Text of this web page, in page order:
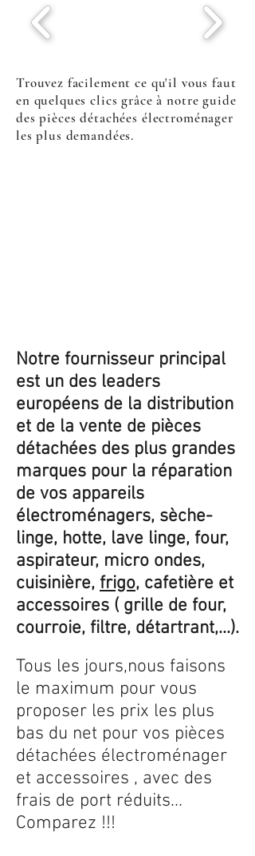
Trouvez facilement ce qu'il vous faut
en quelques clics grâce à notre guide
des pièces détachées électroménager
les plus demandées.
Notre fournisseur principal
est un des leaders
européens de la distribution
et de la vente de pièces
détachées des plus grandes
marques pour la réparation
de vos appareils
électroménagers, sèche-
linge, hotte, lave linge, four,
aspirateur, micro ondes,
cuisinière, frigo, cafetière et
accessoires ( grille de four,
courroie, filtre, détartrant,...).
Tous les jours,nous faisons
le maximum pour vous
proposer les prix les plus
bas du net pour vos pièces
détachées électroménager
et accessoires , avec des
frais de port réduits...
Comparez !!!